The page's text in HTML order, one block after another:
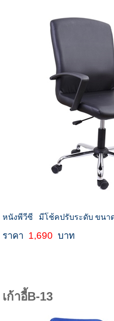
หนังพีวีซี มีโช้คปรับระดับ ขนาด
ราคา 1,690 บาท
เก้าอี้B-13